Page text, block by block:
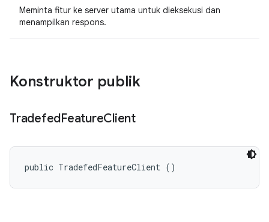
Meminta fitur ke server utama untuk dieksekusi dan
menampilkan respons.
Konstruktor publik
TradefedFeatureClient
public TradefedFeatureClient ()